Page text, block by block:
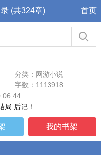
(共324章) 首页
分类：网游小说
字数：1113918
局.后记！
我的书架